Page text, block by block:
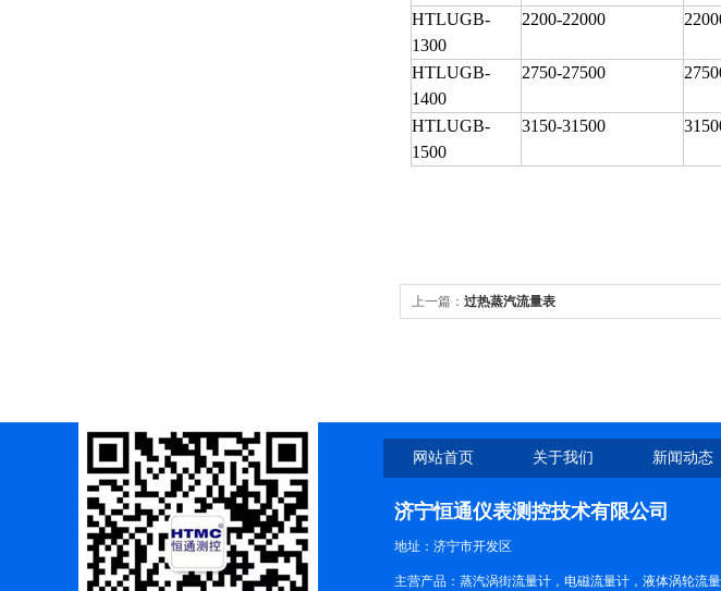
HTLUGB-
1300
2200-22000
HTLUGB-
1400
2750-27500
HTLUGB-
1500
3150-31500
上一篇： 过热蒸汽流量表
网站首页 关于我们 新闻动态
济宁恒通仪表测控技术有限公司
地址：济宁市开发区
主营产品：蒸汽涡街流量计，电磁流量计，液体涡轮流